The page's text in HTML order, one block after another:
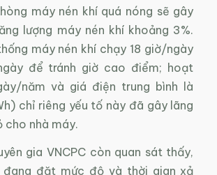
máy nén khí quá nóng sẽ gây
lượng máy nén khí khoảng 3%.
máy nén khí chạy 18 giờ/ngày
để tránh giờ cao điểm; hoạt
năm và giá điện trung bình là
chỉ riêng yếu tố này đã gây lãng
cho nhà máy.
gia VNCPC còn quan sát thấy,
đang đặt mức độ và thời gian xả